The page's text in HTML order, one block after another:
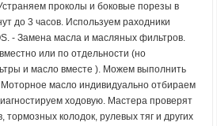
проколы и боковые порезы в
до 3 часов. Используем раходники
- Замена масла и масляных фильтров.
или по отдельности (но
и масло вместе ). Можем выполнить
Моторное масло индивидуально отбираем
ходовую. Мастера проверят
тормозных колодок, рулевых тяг и других